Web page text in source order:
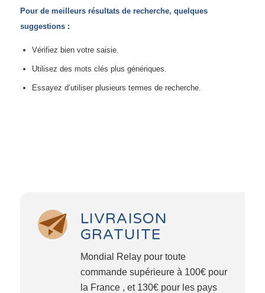
Pour de meilleurs résultats de recherche, quelques
suggestions :
Vérifiez bien votre saisie.
Utilisez des mots clés plus génériques.
Essayez d’utiliser plusieurs termes de recherche.
LIVRAISON
GRATUITE
Mondial Relay pour toute
commande supérieure à 100€ pour
la France , et 130€ pour les pays